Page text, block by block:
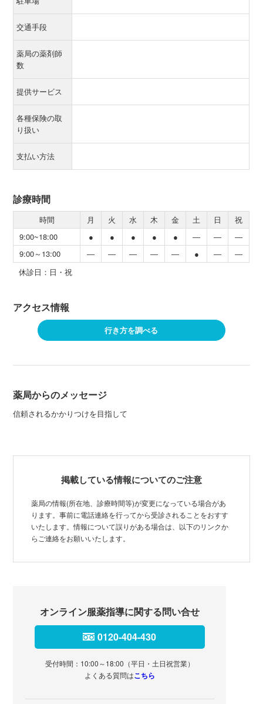
交通手段
薬局の薬剤師
数
提供サービス
各種保険の取
り扱い
支払い方法
診療時間
時間 月 火 水 木 金 土 日
祝
9:00~18:00
● ● ● ● ● ― ―
―
9:00～13:00
― ― ― ― ― ● ―
―
休診日：日・祝
アクセス情報
行き方を調べる
薬局からのメッセージ
信頼されるかかりつけを目指して
掲載している情報についてのご注意
薬局の情報(所在地、診療時間等)が変更になっている場合があ
ります。事前に電話連絡を行ってから受診されることをおすす
いたします。情報について誤りがある場合は、以下のリンクか
らご連絡をお願いいたします。
オンライン服薬指導に関する問い合せ
0120-404-430
受付時間：10:00～18:00（平日・土日祝営業）
よくある質問はこちら